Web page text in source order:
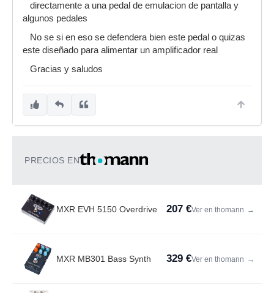
directamente a una pedal de emulacion de pantalla y
algunos pedales
No se si en eso se defendera bien este pedal o quizas
este diseñado para alimentar un amplificador real
Gracias y saludos
PRECIOS EN
MXR EVH 5150 Overdrive 207 €Ver en thomann →
MXR MB301 Bass Synth 329 €Ver en thomann →